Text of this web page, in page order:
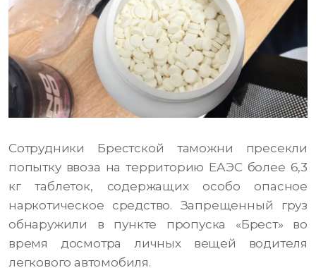
Сотрудники Брестской таможни пресекли
попытку ввоза на территорию ЕАЭС более 6,3
кг таблеток, содержащих особо опасное
наркотическое средство. Запрещенный груз
обнаружили в пункте пропуска «Брест» во
время досмотра личных вещей водителя
легкового автомобиля.